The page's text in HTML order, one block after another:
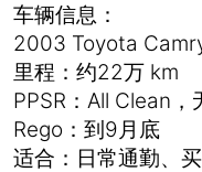
车辆信息：
2003 Toyota
里程：约22万 km
PPSR：All Clean，
Rego：到9月底
适合：日常通勤、